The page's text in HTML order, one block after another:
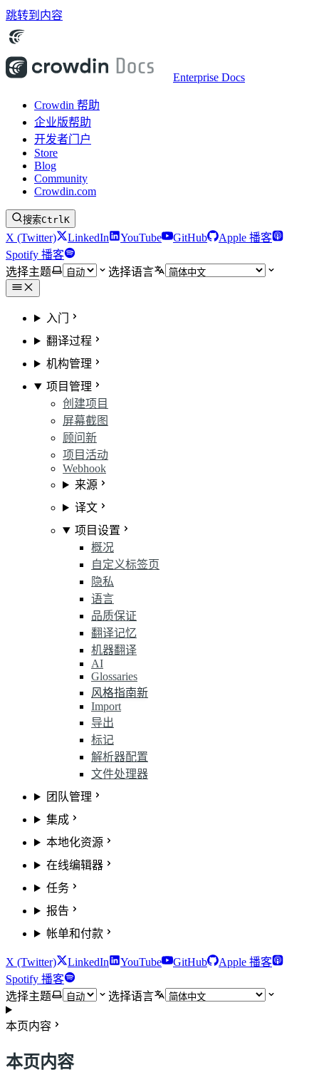
跳转到内容
Enterprise Docs
Crowdin 帮助
企业版帮助
开发者门户
Store
Blog
Community
Crowdin.com
搜索CtrlK
X (Twitter) LinkedIn YouTube GitHub
Apple 播客
Spotify 播客
选择主题
选择语言
入门
翻译过程
机构管理
项目管理
创建项目
屏幕截图
顾问新
项目活动
Webhook
来源
译文
项目设置
概况
自定义标签页
隐私
语言
品质保证
翻译记忆
机器翻译
AI
Glossaries
风格指南新
Import
导出
标记
解析器配置
文件处理器
团队管理
集成
本地化资源
在线编辑器
任务
报告
帐单和付款
X (Twitter) LinkedIn YouTube GitHub
Apple 播客
Spotify 播客
选择主题
选择语言
本页内容
本页内容